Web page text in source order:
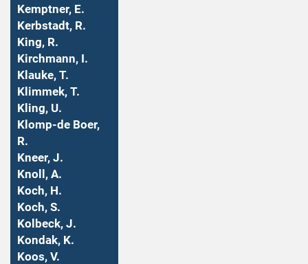
Kemptner, E.
Kerbstadt, R.
King, R.
Kirchmann, I.
Klauke, T.
Klimmek, T.
Kling, U.
Klomp-de Boer,
R.
Kneer, J.
Knoll, A.
Koch, H.
Koch, S.
Kolbeck, J.
Kondak, K.
Koos, V.